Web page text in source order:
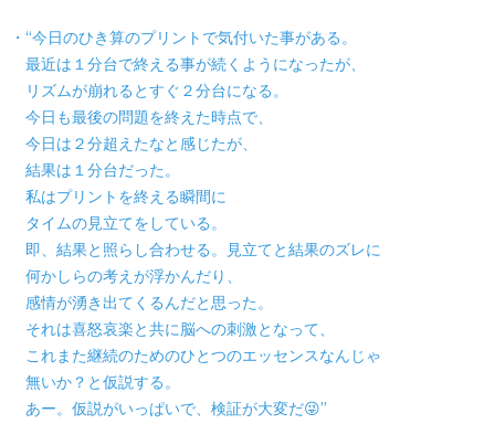
・“今日のひき算のプリントで気付いた事がある。
最近は１分台で終える事が続くようになったが、
リズムが崩れるとすぐ２分台になる。
今日も最後の問題を終えた時点で、
今日は２分超えたなと感じたが、
結果は１分台だった。
私はプリントを終える瞬間に
タイムの見立てをしている。
即、結果と照らし合わせる。見立てと結果のズレに
何かしらの考えが浮かんだり、
感情が湧き出てくるんだと思った。
それは喜怒哀楽と共に脳への刺激となって、
これまた継続のためのひとつのエッセンスなんじゃ
無いか？と仮説する。
あー。仮説がいっぱいで、検証が大変だ😜”